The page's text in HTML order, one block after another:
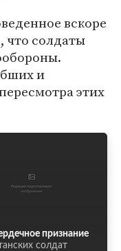
вскоре
что солдаты
и
этих
признание
солдат